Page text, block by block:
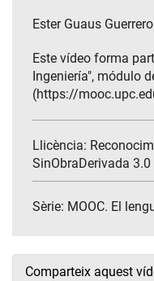
Ester Guaus Guerrero
Este vídeo forma
Ingeniería", módulo
(https://
Llicència:
SinObraDerivada 3.0
Sèrie: MOOC. El
Comparteix aquest